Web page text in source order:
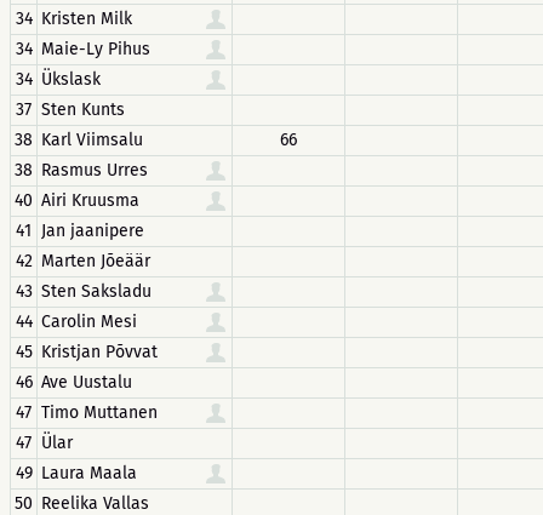
34 Kristen Milk
34 Maie-Ly Pihus
34 Ükslask
37 Sten Kunts
38 Karl Viimsalu
66
38 Rasmus Urres
40 Airi Kruusma
41 Jan jaanipere
42 Marten Jõeäär
43 Sten Saksladu
44 Carolin Mesi
45 Kristjan Põvvat
46 Ave Uustalu
47 Timo Muttanen
47 Ülar
49 Laura Maala
50 Reelika Vallas